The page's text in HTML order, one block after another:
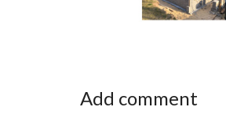
Add comment